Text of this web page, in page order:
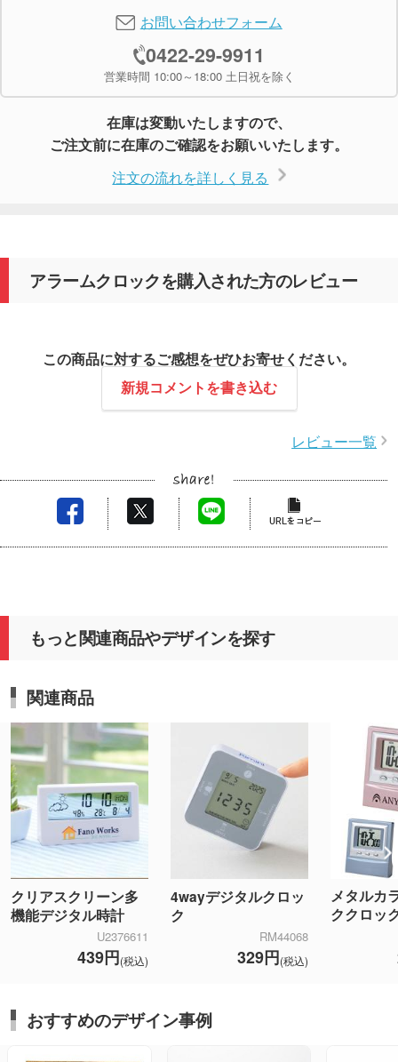
お問い合わせフォーム
0422-29-9911
営業時間 10:00～18:00 土日祝を除く
在庫は変動いたしますので、
ご注文前に在庫のご確認をお願いいたします。
注文の流れを詳しく見る
アラームクロックを購入された方のレビュー
この商品に対するご感想をぜひお寄せください。
新規コメントを書き込む
レビュー一覧
もっと関連商品やデザインを探す
関連商品
クリアスクリーン多
機能デジタル時計
U2376611
439円(税込)
4wayデジタルクロッ
ク
RM44068
329円(税込)
メタルカ
ククロッ
おすすめのデザイン事例